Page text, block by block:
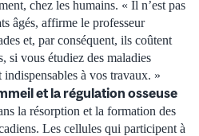
chez les humains. « Il n’est pas
âgés, affirme le professeur
et, par conséquent, ils coûtent
si vous étudiez des maladies
à vos travaux. »
et la régulation osseuse
la résorption et la formation des
Les cellules qui participent à